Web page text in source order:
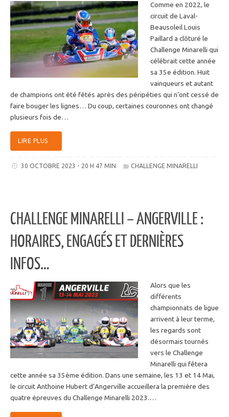
Comme en 2022, le
circuit de Laval-
Beausoleil Louis
Paillard a clôturé le
Challenge Minarelli qui
célébrait cette année
sa 35e édition. Huit
vainqueurs et autant
de champions ont été fêtés après des péripéties qui n’ont cessé de
faire bouger les lignes… Du coup, certaines couronnes ont changé
plusieurs fois de…
LIRE PLUS
30 OCTOBRE 2023 - 20 H 47 MIN CHALLENGE MINARELLI
CHALLENGE MINARELLI – ANGERVILLE :
HORAIRES, ENGAGÉS ET DERNIÈRES
INFOS…
Alors que les
différents
championnats de ligue
arrivent à leur terme,
les regards sont
désormais tournés
vers le Challenge
Minarelli qui fêtera
cette année sa 35ème édition. Dans une semaine, les 13 et 14 Mai,
le circuit Anthoine Hubert d’Angerville accueillera la première des
quatre épreuves du Challenge Minarelli 2023.…